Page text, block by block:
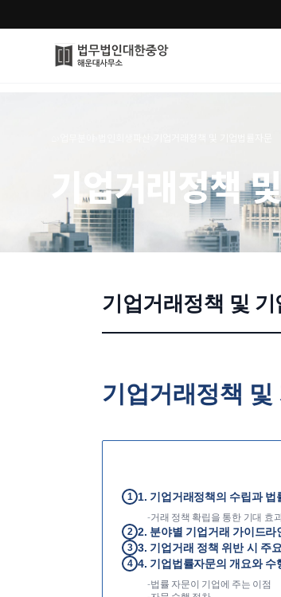
통합검색
기업거래정책
기업거래정책 및
기업거래정책 및
1 1. 기업거래정책의 수립과 법
-거래 정책 확립을 통한 기대 효
2 2. 분야별 기업거래 가이드라
3 3. 기업거래 정책 위반 시 주
4 4. 기업법률자문의 개요와 수
-법률 자문이 기업에 주는 이점